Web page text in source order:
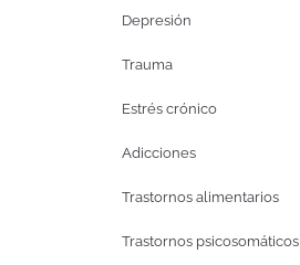
Depresión
Trauma
Estrés crónico
Adicciones
Trastornos alimentarios
Trastornos psicosomáticos